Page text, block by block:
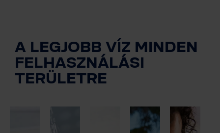
A LEGJOBB VÍZ MINDEN
FELHASZNÁLÁSI
TERÜLETRE